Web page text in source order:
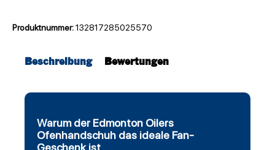
Produktnummer:132817285025570
Beschreibung Bewertungen
Warum der Edmonton Oilers
Ofenhandschuh das ideale Fan-
Geschenk ist